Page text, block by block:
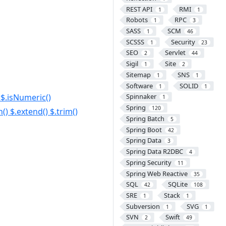
REST API 1 RMI 1
Robots 1 RPC 3
SASS 1 SCM 46
SCSSS 1 Security 23
SEO 2 Servlet 44
Sigil 1 Site 2
Sitemap 1 SNS 1
Software 1 SOLID 1
Spinnaker 1
Spring 120
Spring Batch 5
Spring Boot 42
Spring Data 3
Spring Data R2DBC 4
Spring Security 11
Spring Web Reactive 35
SQL 42 SQLite 108
SRE 1 Stack 1
Subversion 1 SVG 1
SVN 2 Swift 49
$.extend() $.trim()